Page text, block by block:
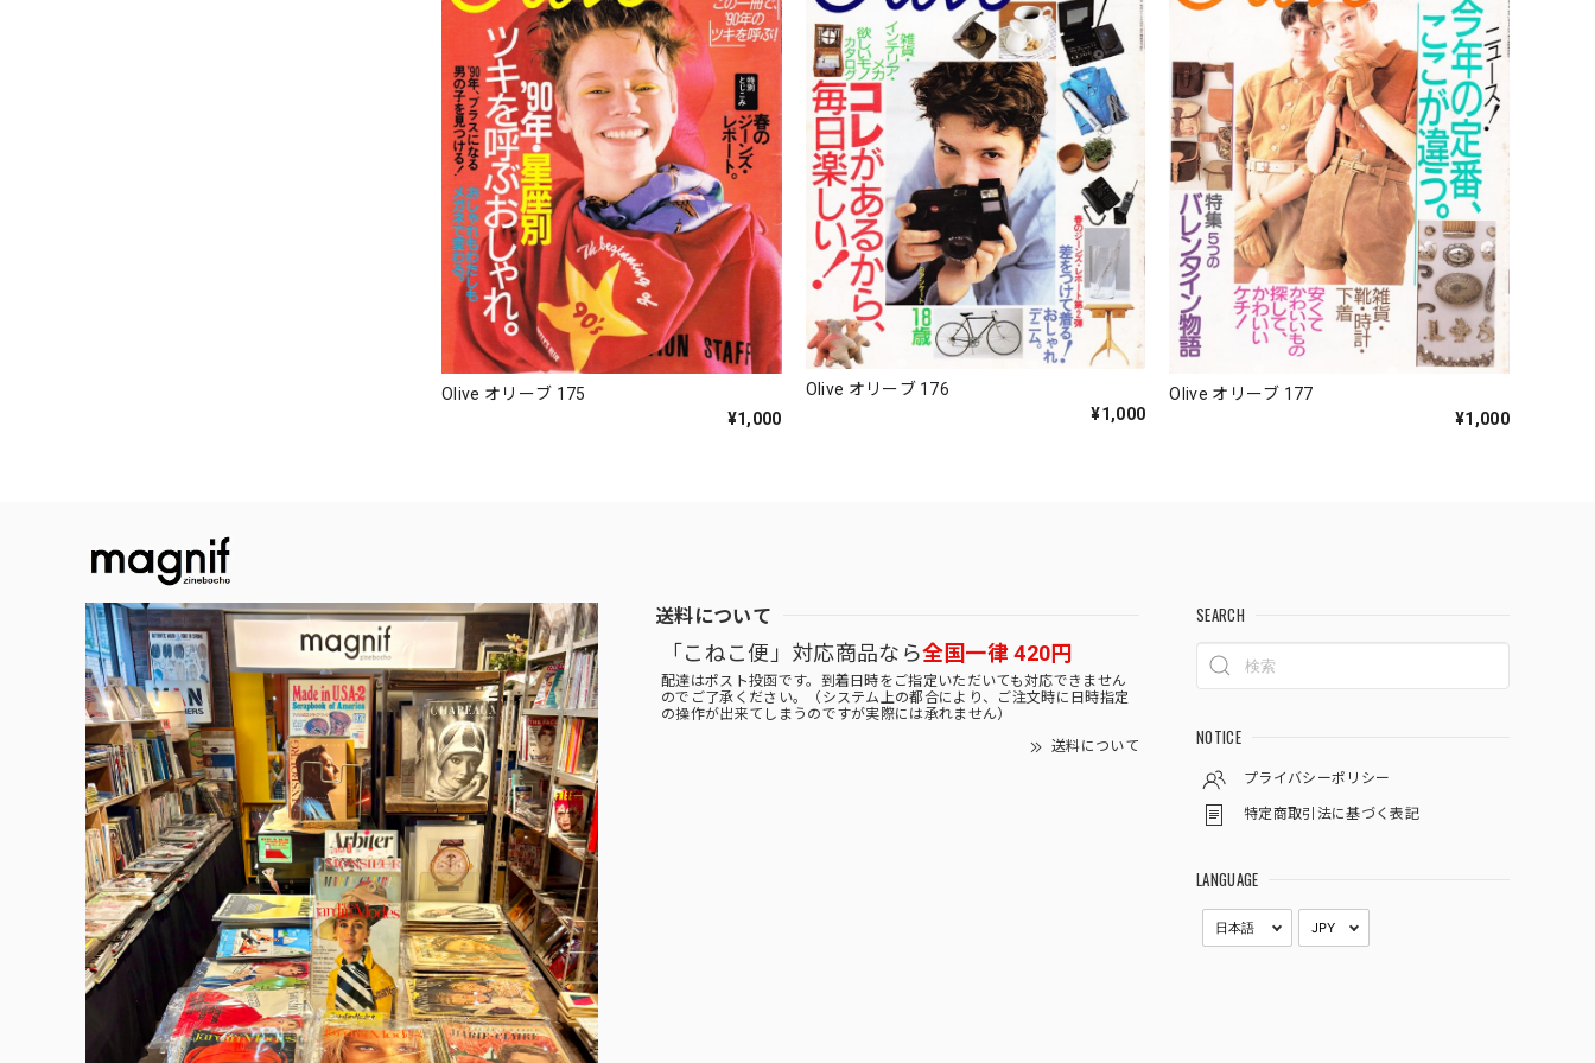
Olive オリーブ 175
¥1,000
Olive オリーブ 176
¥1,000
Olive オリーブ 177
¥1,000
送料について
「こねこ便」対応商品なら全国一律 420円
配達はポスト投函です。到着日時をご指定いただいても対応できません
のでご了承ください。（システム上の都合により、ご注文時に日時指定
の操作が出来てしまうのですが実際には承れません）
送料について
SEARCH
NOTICE
プライバシーポリシー
特定商取引法に基づく表記
LANGUAGE